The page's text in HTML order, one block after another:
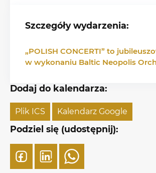
Szczegóły wydarzenia:
„POLISH CONCERTI” to
w wykonaniu Baltic Neopolis
Dodaj do kalendarza:
Plik ICS Kalendarz Google
Podziel się (udostępnij):